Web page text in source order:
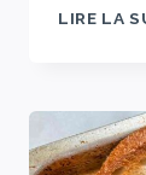
LIRE LA